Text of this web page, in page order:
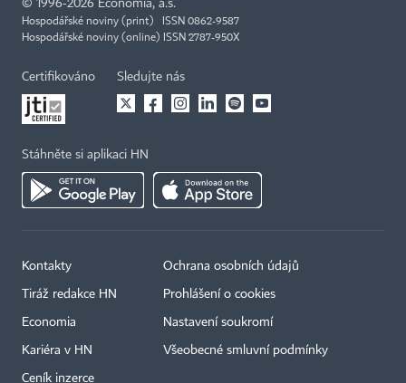
© 1996-2026 Economia, a.s.
Hospodářské noviny (print) ISSN 0862-9587
Hospodářské noviny (online) ISSN 2787-950X
Certifikováno Sledujte nás
Stáhněte si aplikaci HN
Kontakty
Tiráž redakce HN
Economia
Kariéra v HN
Ceník inzerce
Ochrana osobních údajů
Prohlášení o cookies
Nastavení soukromí
Všeobecné smluvní podmínky